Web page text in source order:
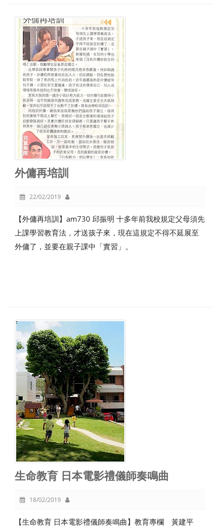
外傭再培訓
22/02/2019
【外傭再培訓】am730 邱振明 十多年前我校規定父母須先
上課學習教育法，才送孩子來，現在這規定不得不延展至
外傭了，並要在親子課中「實習」。
生命教育 日本電影禮儀師奏鳴曲
18/02/2019
【生命教育 日本電影禮儀師奏鳴曲】教育專欄 黃建平